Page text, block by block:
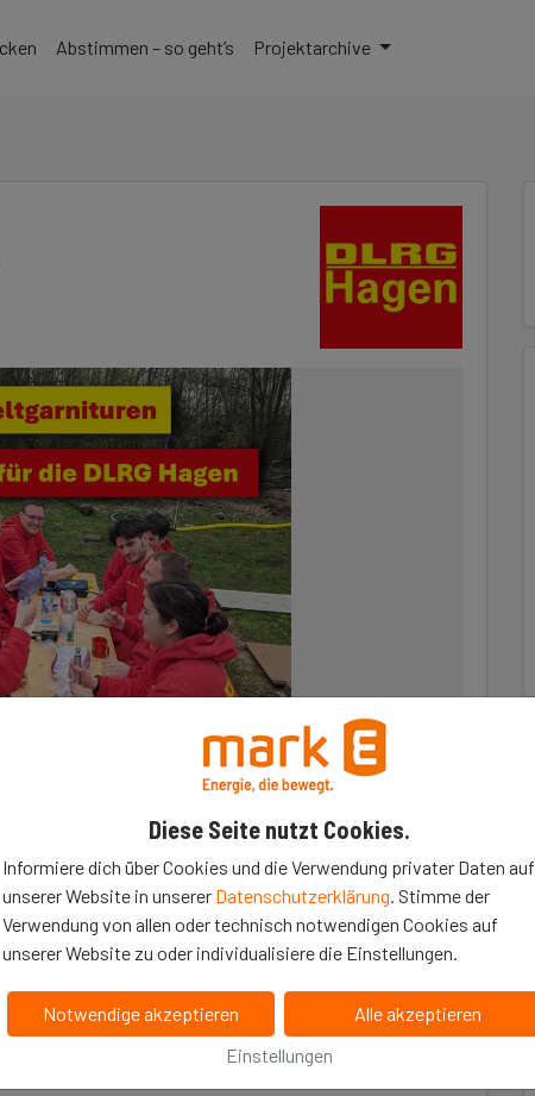
Diese Seite nutzt Cookies.
Informiere dich über Cookies und die Verwendung privater Daten auf
unserer Website in unserer Datenschutzerklärung . Stimme der
Verwendung von allen oder technisch notwendigen Cookies auf
unserer Website zu oder individualisiere die Einstellungen.
Notwendige akzeptieren
Alle akzeptieren
Einstellungen
gelangen
Abstimmen – so geht’s Projektarchive
am Wasser und Geselligkeit in der
genug Sitzmöglichkeiten für unsere Einsatzkräfte
ein Highlight für alle Besucher werden, planen wir